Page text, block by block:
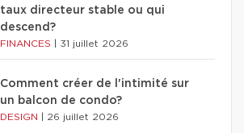
taux directeur stable ou qui
descend?
FINANCES 31 juillet 2026
Comment créer de l'intimité sur
un balcon de condo?
DESIGN 26 juillet 2026